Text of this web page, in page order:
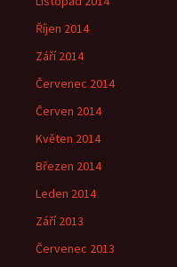
Říjen 2014
Září 2014
Červenec 2014
Červen 2014
Květen 2014
Březen 2014
Leden 2014
Září 2013
Červenec 2013